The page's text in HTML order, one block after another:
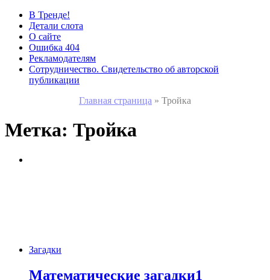
В Тренде!
Детали слота
О сайте
Ошибка 404
Рекламодателям
Сотрудничество. Свидетельство об авторской
публикации
Главная страница » Тройка
Метка: Тройка
Загадки
Математические загадки1